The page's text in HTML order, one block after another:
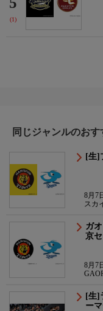
(1)
同じジャンルのおす
[生]
8月7
スカ
ガ
京
8月7
[生]
ー